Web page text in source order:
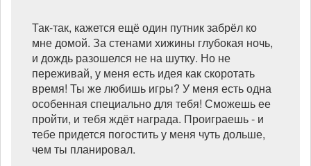
Так-так, кажется ещё один путник забрёл ко
мне домой. За стенами хижины глубокая ночь,
и дождь разошелся не на шутку. Но не
переживай, у меня есть идея как скоротать
время! Ты же любишь игры? У меня есть одна
особенная специально для тебя! Сможешь ее
пройти, и тебя ждёт награда. Проиграешь - и
тебе придется погостить у меня чуть дольше,
чем ты планировал.